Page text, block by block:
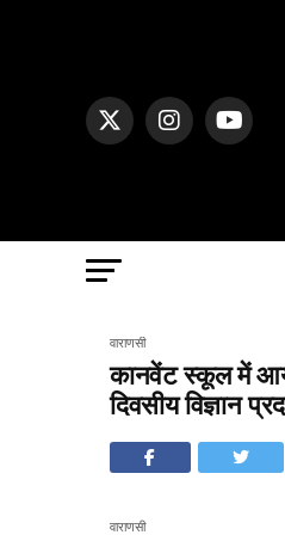
वाराणसी
कानवेंट स्कूल में
दिवसीय विज्ञान
वाराणसी